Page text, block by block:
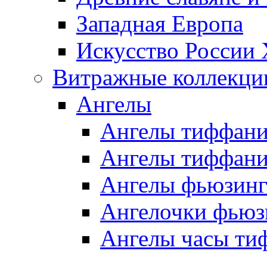
Западная Европа
Искусство
Витражные
Ангелы
Ангелы
Ангелы
Ангелы фьюзинг
Ангелочки
Ангелы часы